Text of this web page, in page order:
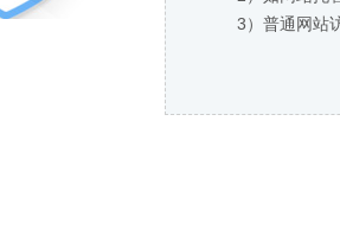
3）普通网站